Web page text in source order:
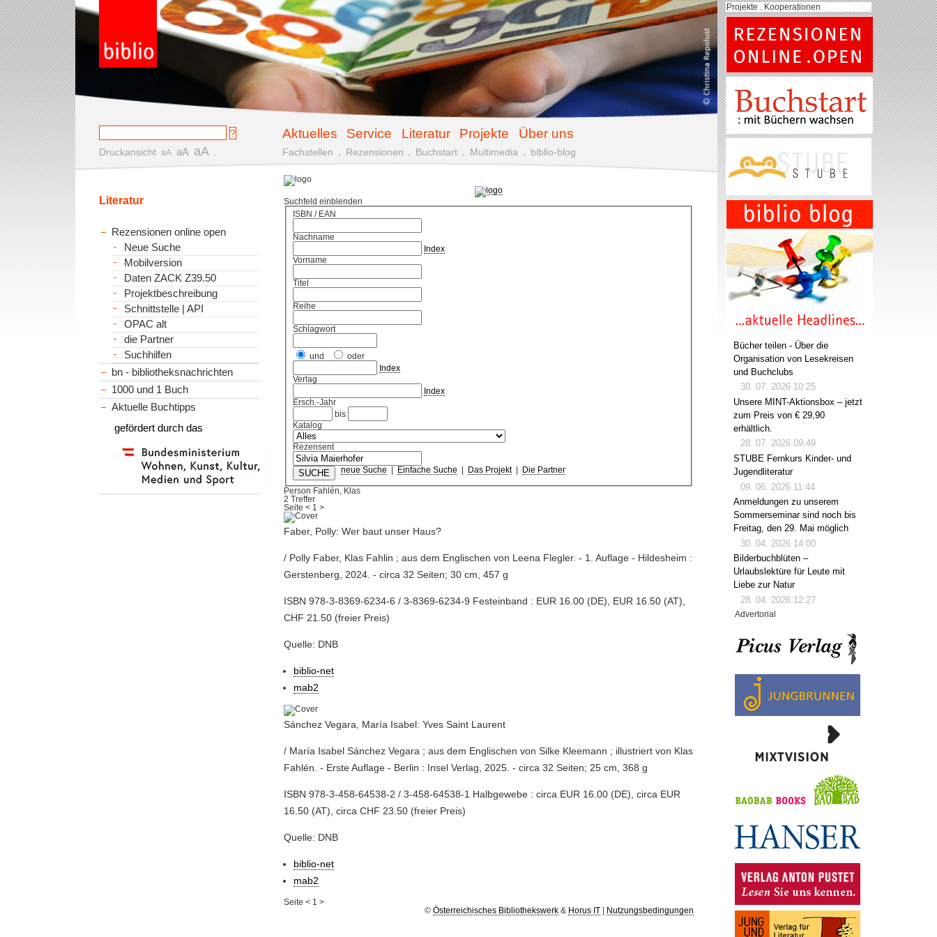
Aktuelles Service Literatur Projekte Über uns
Druckansicht aA aA aA Fachstellen Rezensionen Buchstart Multimedia biblio-blog
Suchfeld einblenden
ISBN / EAN
Nachname
Index
Vorname
Titel
Reihe
Schlagwort
und
oder
Index
Verlag
Index
Ersch.-Jahr
bis
Katalog
Rezensent
neue Suche Einfache Suche Das Projekt| Die Partner
Person Fahlén, Klas
2 Treffer
Seite< 1 >
Faber, Polly: Wer baut unser Haus?
/ Polly Faber, Klas Fahlin ; aus dem Englischen von Leena Flegler. - 1. Auflage - Hildesheim :
Gerstenberg, 2024. - circa 32 Seiten; 30 cm, 457 g
ISBN 978-3-8369-6234-6 / 3-8369-6234-9 Festeinband : EUR 16.00 (DE), EUR 16.50 (AT),
CHF 21.50 (freier Preis)
Quelle: DNB
biblio-net
mab2
Sánchez Vegara, María Isabel: Yves Saint Laurent
/ María Isabel Sánchez Vegara ; aus dem Englischen von Silke Kleemann ; illustriert von Klas
Fahlén. - Erste Auflage - Berlin : Insel Verlag, 2025. - circa 32 Seiten; 25 cm, 368 g
ISBN 978-3-458-64538-2 / 3-458-64538-1 Halbgewebe : circa EUR 16.00 (DE), circa EUR
16.50 (AT), circa CHF 23.50 (freier Preis)
Quelle: DNB
biblio-net
mab2
Seite< 1 >
© Österreichisches Bibliothekswerk& Horus IT Nutzungsbedingungen
Literatur
Rezensionen online open
Neue Suche
Mobilversion
Daten ZACK Z39.50
Projektbeschreibung
Schnittstelle | API
OPAC alt
die Partner
Suchhilfen
bn - bibliotheksnachrichten
1000 und 1 Buch
Aktuelle Buchtipps
gefördert durch das
Projekte . Kooperationen
Bücher teilen - Über die
Organisation von Lesekreisen
und Buchclubs
30. 07. 2026 10:25
Unsere MINT-Aktionsbox – jetzt
zum Preis von € 29,90
erhältlich.
28. 07. 2026 09:49
STUBE Fernkurs Kinder- und
Jugendliteratur
09. 06. 2026 11:44
Anmeldungen zu unserem
Sommerseminar sind noch bis
Freitag, den 29. Mai möglich
30. 04. 2026 14:00
Bilderbuchblüten –
Urlaubslektüre für Leute mit
Liebe zur Natur
28. 04. 2026 12:27
Advertorial